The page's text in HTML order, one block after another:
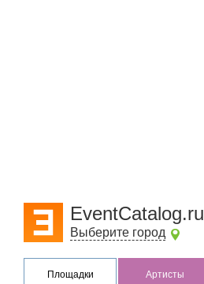
EventCatalog.ru
Выберите город
Площадки Артисты